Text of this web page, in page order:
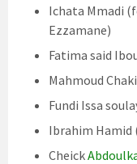
Ichata Mmadi
Ezzamane)
Fatima said
Mahmoud
Fundi Issa
Ibrahim Hamid
Cheick